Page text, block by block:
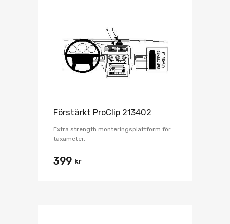
Förstärkt ProClip 213402
Extra strength monteringsplattform för
taxameter.
399 kr